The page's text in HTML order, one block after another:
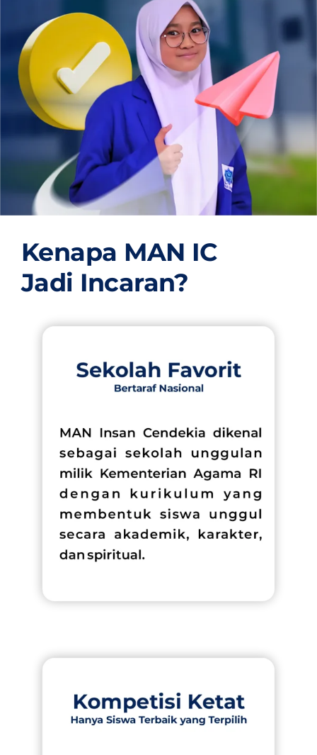
OUR PROGRAM
REGISTRATION
CONTACT US
Kenapa MAN IC
Jadi Incaran?